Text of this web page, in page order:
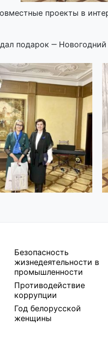
проекты в
подарок ‒
Безопасность
жизнедеятельности в
промышленности
Противодействие
коррупции
Год белорусской
женщины